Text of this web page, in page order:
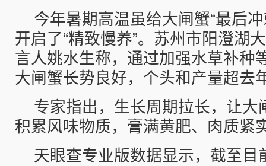
今年暑期高温虽给大闸蟹“最后
开启了“精致慢养”。苏州市阳澄湖
言人姚水生称，通过加强水草补种
大闸蟹长势良好，个头和产量超去
专家指出，生长周期拉长，让大
积累风味物质，膏满黄肥、肉质紧
天眼查专业版数据显示，截至目